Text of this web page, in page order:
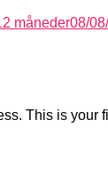
måneder08/
This is your